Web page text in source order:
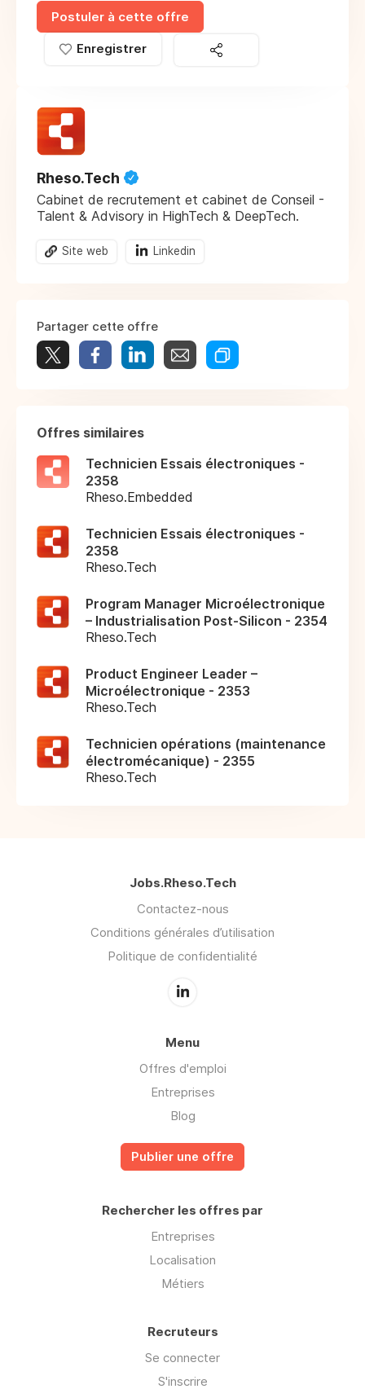
Postuler à cette offre
Enregistrer
Rheso.Tech
Cabinet de recrutement et cabinet de Conseil -
Talent & Advisory in HighTech & DeepTech.
Site web Linkedin
Partager cette offre
Offres similaires
Technicien Essais électroniques -
2358
Rheso.Embedded
Technicien Essais électroniques -
2358
Rheso.Tech
Program Manager Microélectronique
– Industrialisation Post-Silicon - 2354
Rheso.Tech
Product Engineer Leader –
Microélectronique - 2353
Rheso.Tech
Technicien opérations (maintenance
électromécanique) - 2355
Rheso.Tech
Jobs.Rheso.Tech
Contactez-nous
Conditions générales d’utilisation
Politique de confidentialité
Menu
Offres d'emploi
Entreprises
Blog
Publier une offre
Rechercher les offres par
Entreprises
Localisation
Métiers
Recruteurs
Se connecter
S'inscrire